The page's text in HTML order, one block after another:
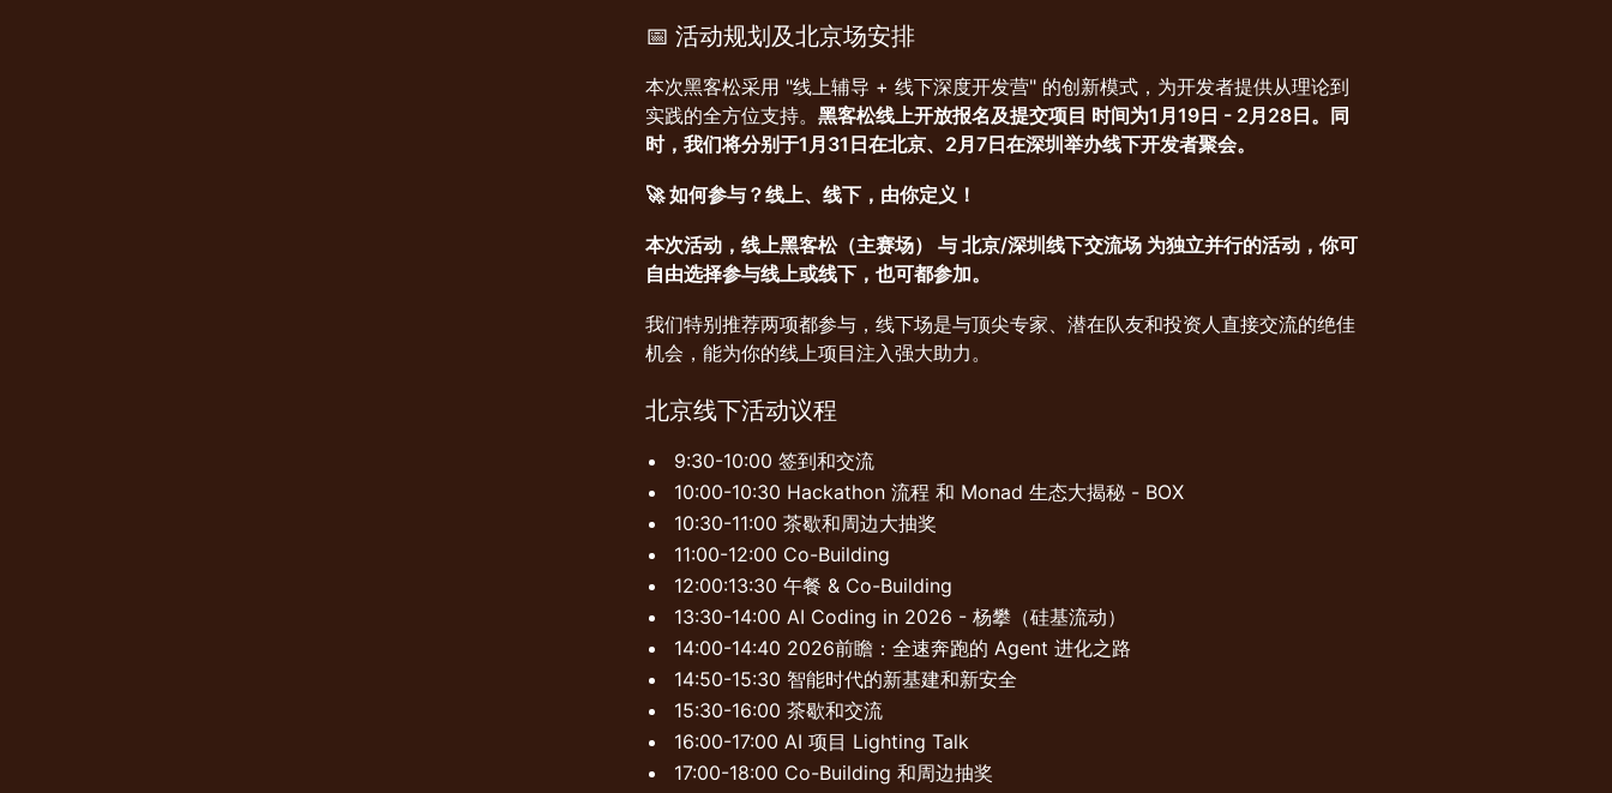
📅 活动规划及北京场安排
本次黑客松采用 "线上辅导 + 线下深度开发营" 的创新模式，为开发者提供从理论到
实践的全方位支持。 黑客松线上开放报名及提交项目 时间为1月19日 - 2月28日。同
时，我们将分别于1月31日在北京、2月7日在深圳举办线下开发者聚会。
🚀 如何参与？线上、线下，由你定义！
本次活动，线上黑客松（主赛场） 与 北京/深圳线下交流场 为独立并行的活动，你可
自由选择参与线上或线下，也可都参加。
我们特别推荐两项都参与，线下场是与顶尖专家、潜在队友和投资人直接交流的绝佳
机会，能为你的线上项目注入强大助力。
北京线下活动议程
9:30-10:00 签到和交流
10:00-10:30 Hackathon 流程 和 Monad 生态大揭秘 - BOX
10:30-11:00 茶歇和周边大抽奖
11:00-12:00 Co-Building
12:00:13:30 午餐 & Co-Building
13:30-14:00 AI Coding in 2026 - 杨攀（硅基流动）
14:00-14:40 2026前瞻：全速奔跑的 Agent 进化之路
14:50-15:30 智能时代的新基建和新安全
15:30-16:00 茶歇和交流
16:00-17:00 AI 项目 Lighting Talk
17:00-18:00 Co-Building 和周边抽奖